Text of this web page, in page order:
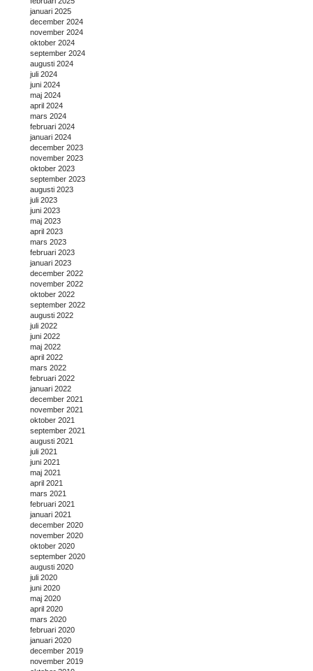
januari 2025
december 2024
november 2024
oktober 2024
september 2024
augusti 2024
juli 2024
juni 2024
maj 2024
april 2024
mars 2024
februari 2024
januari 2024
december 2023
november 2023
oktober 2023
september 2023
augusti 2023
juli 2023
juni 2023
maj 2023
april 2023
mars 2023
februari 2023
januari 2023
december 2022
november 2022
oktober 2022
september 2022
augusti 2022
juli 2022
juni 2022
maj 2022
april 2022
mars 2022
februari 2022
januari 2022
december 2021
november 2021
oktober 2021
september 2021
augusti 2021
juli 2021
juni 2021
maj 2021
april 2021
mars 2021
februari 2021
januari 2021
december 2020
november 2020
oktober 2020
september 2020
augusti 2020
juli 2020
juni 2020
maj 2020
april 2020
mars 2020
februari 2020
januari 2020
december 2019
november 2019